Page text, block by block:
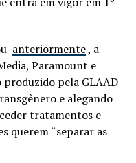
anteriormente, a
Paramount e
pela GLAAD
e alegando
tratamentos e
querem “separar as